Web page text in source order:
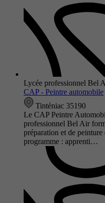
Lycée professionnel Bel
CAP - Peintre automobile
Tinténiac 35190
Le CAP Peintre
professionnel Bel Air
préparation et de
programme : apprenti…